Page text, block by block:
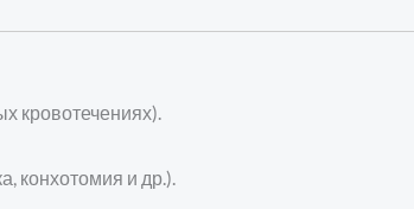
кровотечениях).
конхотомия и др.).